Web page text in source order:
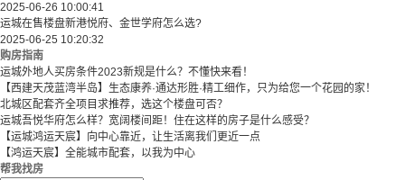
2025-06-26 10:00:41
运城在售楼盘新港悦府、金世学府怎么选?
2025-06-25 10:20:32
购房指南
运城外地人买房条件2023新规是什么？不懂快来看！
【西建天茂蓝湾半岛】生态康养·通达形胜·精工细作，只为给您一个花园的家！
北城区配套齐全项目求推荐，选这个楼盘可否？
运城吾悦华府怎么样？宽阔楼间距！住在这样的房子是什么感受？
【运城鸿运天宸】向中心靠近，让生活离我们更近一点
【鸿运天宸】全能城市配套，以我为中心
帮我找房